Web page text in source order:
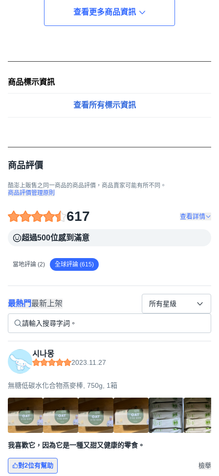
查看更多商品資訊
商品標示資訊
查看所有標示資訊
商品評價
酷澎上販售之同一商品的商品評價，商品賣家可能有所不同。
商品評價管理原則
617 查看詳情
超過500位感到滿意
當地評論 (2) 全球評論 (615)
最熱門最新上架 所有星級
시나몽
2023.11.27
無糖低碳水化合物燕麥棒, 750g, 1箱
我喜歡它，因為它是一種又甜又健康的零食。
對2位有幫助 檢舉